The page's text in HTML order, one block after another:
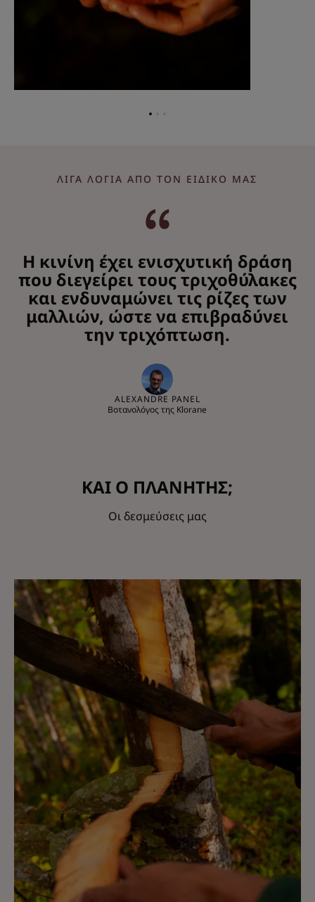
Go
ΛΊΓΑ ΛΌΓΙΑ ΑΠΌ ΤΟΝ ΕΙΔΙΚΌ ΜΑΣ
Η κινίνη έχει ενισχυτική δράση
που διεγείρει τους τριχοθύλακες
και ενδυναμώνει τις ρίζες των
μαλλιών, ώστε να επιβραδύνει
την τριχόπτωση.
ALEXANDRE PANEL
Βοτανολόγος της Klorane
ΚΑΙ Ο ΠΛΑΝΗΤΗΣ;
Οι δεσμεύσεις μας